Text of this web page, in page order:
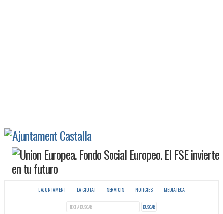
L’AJUNTAMENT LA CIUTAT SERVICIS NOTICIES MEDIATECA